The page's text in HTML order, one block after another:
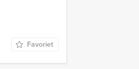
Favoriet